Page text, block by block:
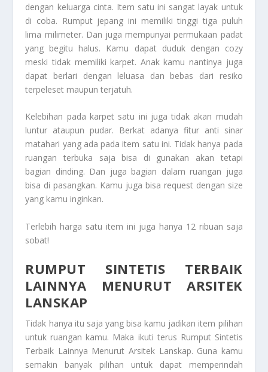
dengan keluarga cinta. Item satu ini sangat layak untuk
di coba. Rumput jepang ini memiliki tinggi tiga puluh
lima milimeter. Dan juga mempunyai permukaan padat
yang begitu halus. Kamu dapat duduk dengan cozy
meski tidak memiliki karpet. Anak kamu nantinya juga
dapat berlari dengan leluasa dan bebas dari resiko
terpeleset maupun terjatuh.
Kelebihan pada karpet satu ini juga tidak akan mudah
luntur ataupun pudar. Berkat adanya fitur anti sinar
matahari yang ada pada item satu ini. Tidak hanya pada
ruangan terbuka saja bisa di gunakan akan tetapi
bagian dinding. Dan juga bagian dalam ruangan juga
bisa di pasangkan. Kamu juga bisa request dengan size
yang kamu inginkan.
Terlebih harga satu item ini juga hanya 12 ribuan saja
sobat!
RUMPUT SINTETIS TERBAIK
LAINNYA MENURUT ARSITEK
LANSKAP
Tidak hanya itu saja yang bisa kamu jadikan item pilihan
untuk ruangan kamu. Maka ikuti terus Rumput Sintetis
Terbaik Lainnya Menurut Arsitek Lanskap. Guna kamu
semakin banyak pilihan untuk dapat memperindah